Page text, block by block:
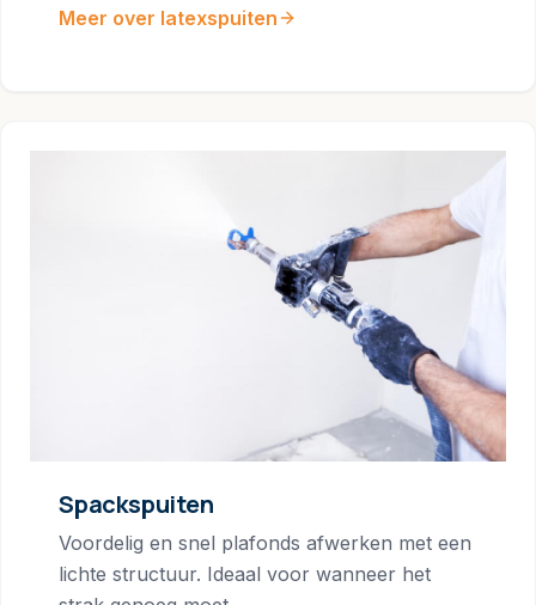
Meer over latexspuiten
Spackspuiten
Voordelig en snel plafonds afwerken met een
lichte structuur. Ideaal voor wanneer het